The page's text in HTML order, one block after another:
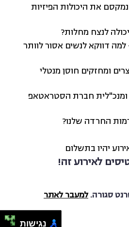
את היכולות הפיזיות
לנצח מחלות?
דווקא לנשים אסור לוותר
ומחזקים חוסן מנטלי
ומנכ"לית חברת הסטראטאפ
החרדה שלנו?
יהיו בתשלום
לאירוע זה!
סגורה.למעבר לאתר
נגישות